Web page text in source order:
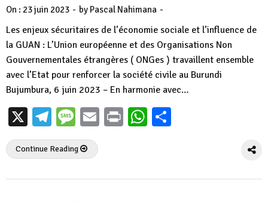
On : 23 juin 2023 - by Pascal Nahimana -
Les enjeux sécuritaires de l’économie sociale et l’influence de
la GUAN : L’Union européenne et des Organisations Non
Gouvernementales étrangères ( ONGes ) travaillent ensemble
avec l’Etat pour renforcer la société civile au Burundi
Bujumbura, 6 juin 2023 – En harmonie avec…
X Telegram
Message
EmailPrintWhatsApp
Continue Reading